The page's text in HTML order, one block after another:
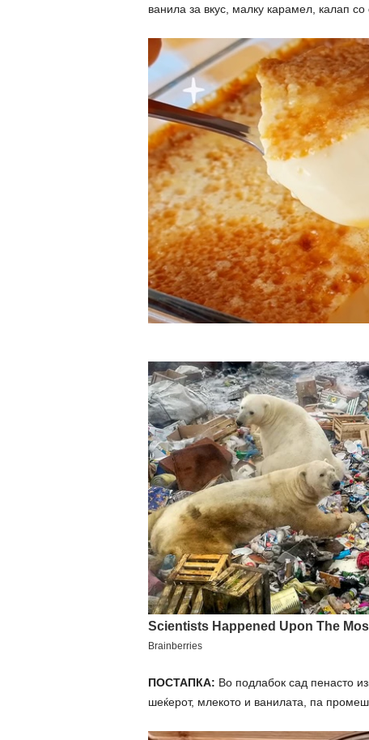
ванила за вкус, малку карамел, калап
ПОСТАПКА: Во подлабок сад пенасто
шеќерот, млекото и ванилата, па